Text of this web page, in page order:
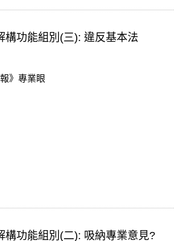
構功能組別(三): 違反基本法
》專業眼
構功能組別(二): 吸納專業意見?